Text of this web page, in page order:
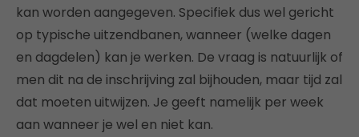
kan worden aangegeven. Specifiek dus wel gericht
op typische uitzendbanen, wanneer (welke dagen
en dagdelen) kan je werken. De vraag is natuurlijk of
men dit na de inschrijving zal bijhouden, maar tijd zal
dat moeten uitwijzen. Je geeft namelijk per week
aan wanneer je wel en niet kan.